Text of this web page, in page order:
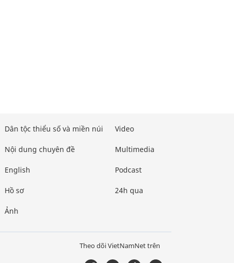
Dân tộc thiểu số và miền núi
Nội dung chuyên đề
English
Hồ sơ
Ảnh
Video
Multimedia
Podcast
24h qua
Theo dõi VietNamNet trên